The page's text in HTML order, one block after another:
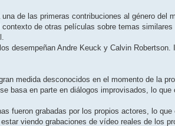
de las primeras contribuciones al género del
contexto de otras películas sobre temas
desempeñan Andre Keuck y Calvin
medida desconocidos en el momento de la
basa en parte en diálogos improvisados, lo
fueron grabadas por los propios actores, lo
viendo grabaciones de vídeo reales de los